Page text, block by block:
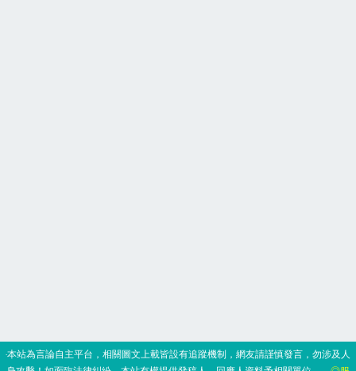
‧本站為言論自主平台，相關圖文上載皆設有追蹤機制，網友請謹慎發言，勿涉及人